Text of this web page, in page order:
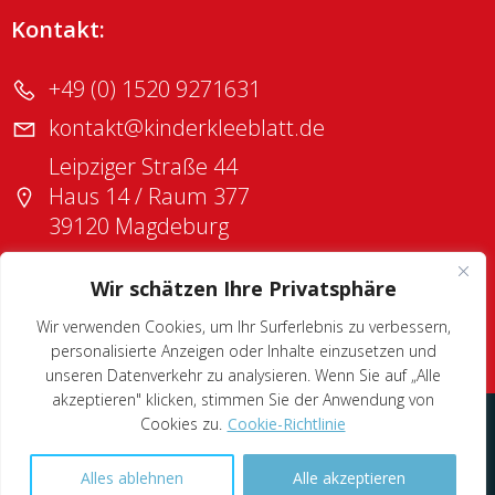
Wir schätzen Ihre Privatsphäre
Wir verwenden Cookies, um Ihr Surferlebnis zu verbessern,
personalisierte Anzeigen oder Inhalte einzusetzen und
unseren Datenverkehr zu analysieren. Wenn Sie auf „Alle
akzeptieren" klicken, stimmen Sie der Anwendung von
Cookies zu. Cookie-Richtlinie
Alles ablehnen Alle akzeptieren
Kontakt:
+49 (0) 1520 9271631
kontakt@kinderkleeblatt.de
Leipziger Straße 44
Haus 14 / Raum 377
39120 Magdeburg
Unicorn - creative solutions